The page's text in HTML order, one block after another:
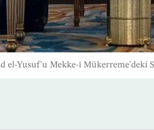
el-Yusuf'u Mekke-i Mükerreme'deki